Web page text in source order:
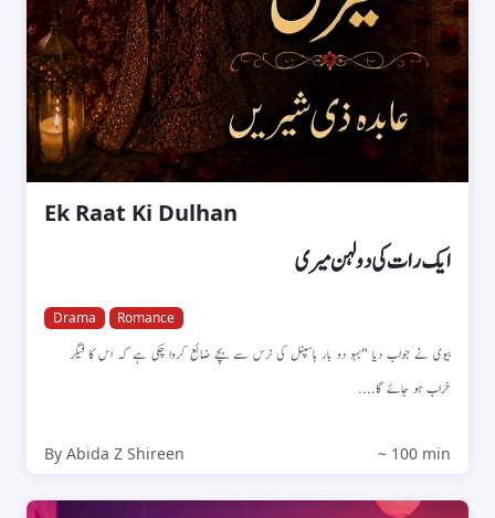
Ek Raat Ki Dulhan
ایک رات کی دولہن میری
Drama Romance
بیوی نے جواب دیا "بہو دو بار ہاسپٹل کی نرس سے بچے ضائع کروا چکی ہے کہ اس کا فیگر
خراب ہو جائے گا....
By Abida Z Shireen ~ 100 min